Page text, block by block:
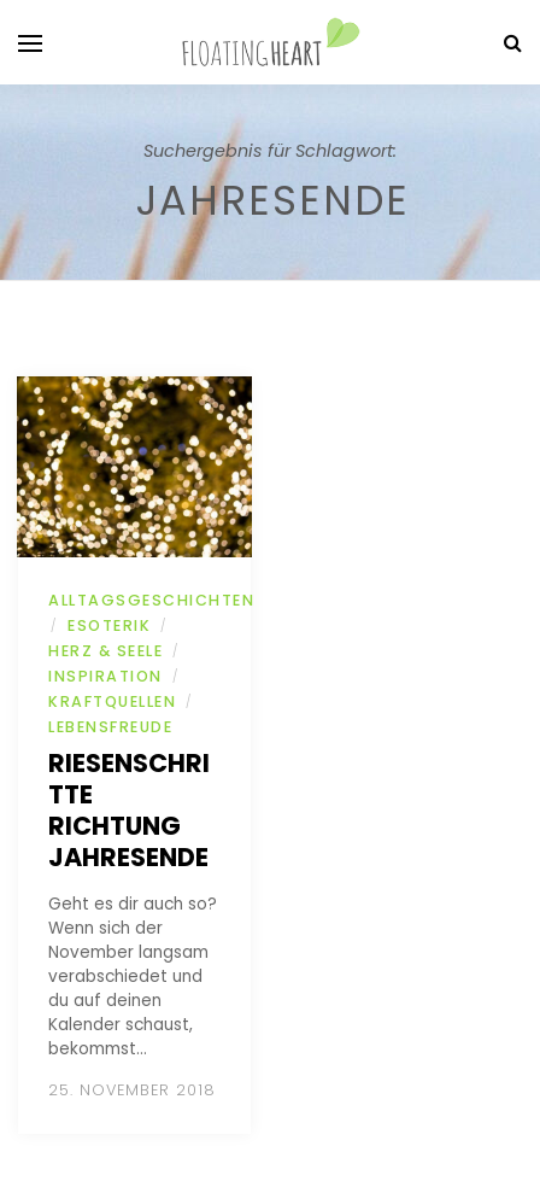
Suchergebnis für Schlagwort:
JAHRESENDE
ALLTAGSGESCHICHTEN
/ ESOTERIK /
HERZ & SEELE /
INSPIRATION /
KRAFTQUELLEN /
LEBENSFREUDE
RIESENSCHRI
TTE
RICHTUNG
JAHRESENDE
Geht es dir auch so?
Wenn sich der
November langsam
verabschiedet und
du auf deinen
Kalender schaust,
bekommst…
25. NOVEMBER 2018